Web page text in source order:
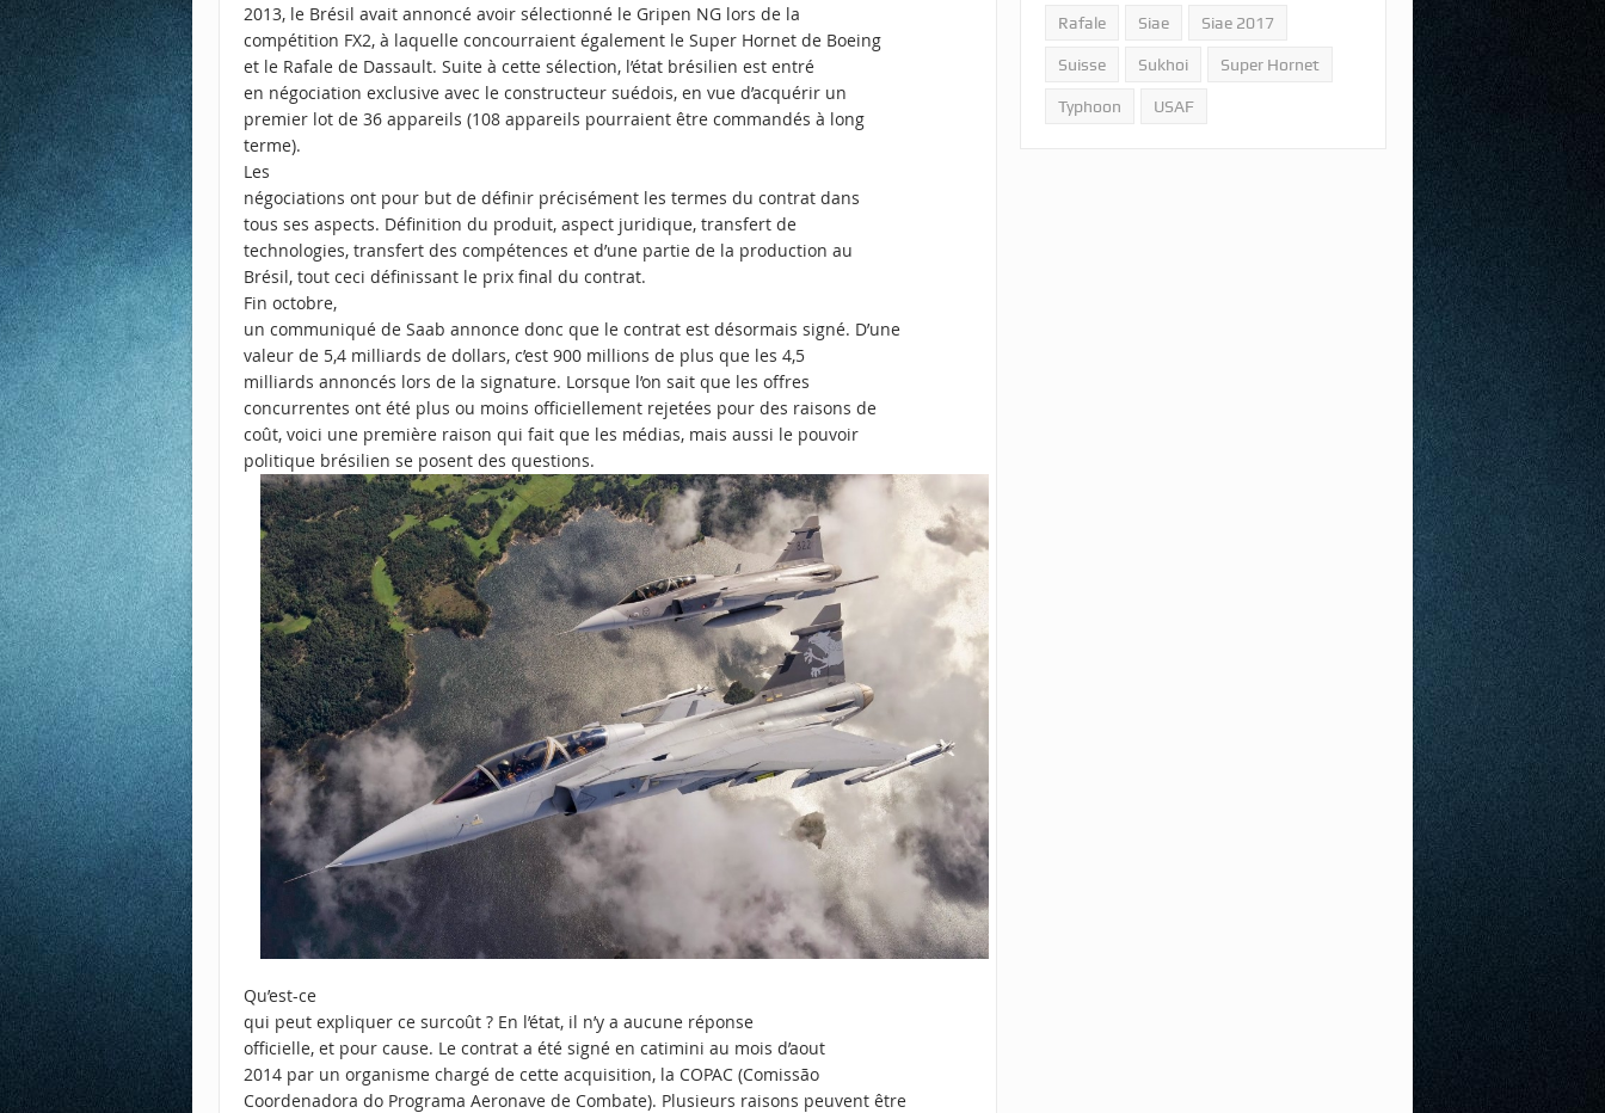
2013, le Brésil avait annoncé avoir sélectionné le Gripen NG lors de la
compétition FX2, à laquelle concourraient également le Super Hornet de Boeing
et le Rafale de Dassault. Suite à cette sélection, l’état brésilien est entré
en négociation exclusive avec le constructeur suédois, en vue d’acquérir un
premier lot de 36 appareils (108 appareils pourraient être commandés à long
terme).
Les
négociations ont pour but de définir précisément les termes du contrat dans
tous ses aspects. Définition du produit, aspect juridique, transfert de
technologies, transfert des compétences et d’une partie de la production au
Brésil, tout ceci définissant le prix final du contrat.
Fin octobre,
un communiqué de Saab annonce donc que le contrat est désormais signé. D’une
valeur de 5,4 milliards de dollars, c’est 900 millions de plus que les 4,5
milliards annoncés lors de la signature. Lorsque l’on sait que les offres
concurrentes ont été plus ou moins officiellement rejetées pour des raisons de
coût, voici une première raison qui fait que les médias, mais aussi le pouvoir
politique brésilien se posent des questions.
Qu’est-ce
qui peut expliquer ce surcoût ? En l’état, il n’y a aucune réponse
officielle, et pour cause. Le contrat a été signé en catimini au mois d’aout
2014 par un organisme chargé de cette acquisition, la COPAC (Comissão
Coordenadora do Programa Aeronave de Combate). Plusieurs raisons peuvent être
Rafale Siae Siae 2017
Suisse Sukhoi Super Hornet
Typhoon USAF